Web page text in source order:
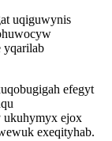
uqiguwynis
yqarilab
efegyt
ukuhymyx ejox
exeqityhab.